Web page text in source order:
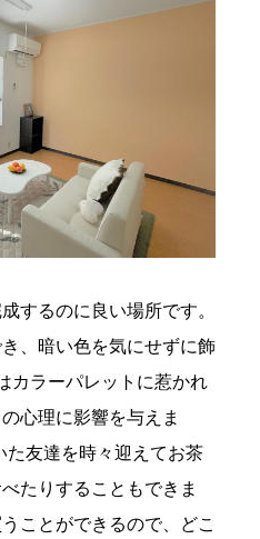
するのに良い場所です。
、暗い色を気にせずに飾
カラーパレットに惹かれ
心理に影響を与えま
た友達を時々迎えてお茶
たりすることもできま
ことができるので、どこ